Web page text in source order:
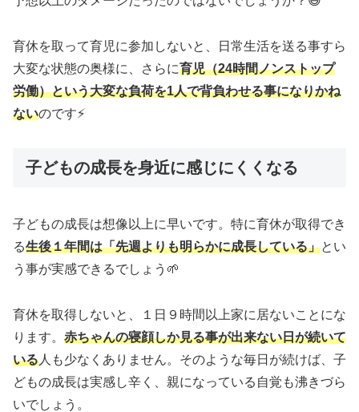
育休を取って育児に参加しないと、日常生活を送る事すら
大変な状態の奥様に、さらに育児（24時間ノンストップ
労働）という大変な負荷を1人で背負わせる事になりかね
ないのです⚡
子どもの成長を身近に感じにくくなる
子どもの成長は想像以上に早いです。特に育休が取得でき
る生後１年間は「先週よりも明らかに成長している」とい
う事が実感できるでしょう🌱
育休を取得しないと、１日９時間以上家に居ないことにな
ります。 赤ちゃんの寝顔しか見る事が出来ない日が続いて
いる 人も少なくありません。そのような毎日が続けば、子
どもの成長は実感し辛く、親になっている自覚も沸きづら
いでしょう。